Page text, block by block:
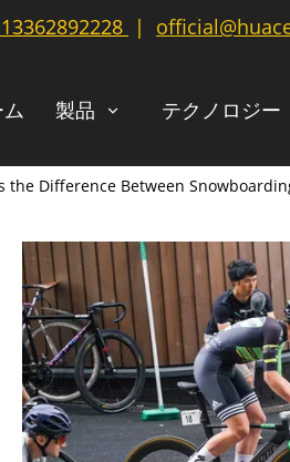
|
製品 テクノロジー
the Difference Between